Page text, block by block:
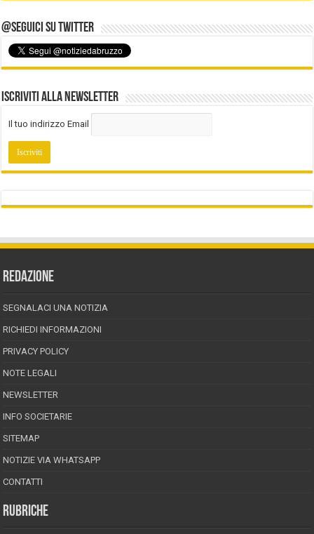
@Seguici su Twitter
Iscriviti alla Newsletter
Il tuo indirizzo Email
REDAZIONE
SEGNALACI UNA NOTIZIA
RICHIEDI INFORMAZIONI
PRIVACY POLICY
NOTE LEGALI
NEWSLETTER
INFO SOCIETARIE
SITEMAP
NOTIZIE VIA WHATSAPP
CONTATTI
RUBRICHE